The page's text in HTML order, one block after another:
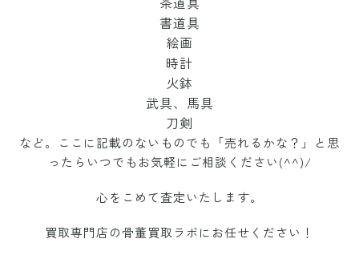
書道具
絵画
時計
火鉢
武具、馬具
刀剣
など。ここに記載のないものでも「売れるかな？」と思
ったらいつでもお気軽にご相談ください(^^)/
心をこめて査定いたします。
買取専門店の骨董買取ラボにお任せください！